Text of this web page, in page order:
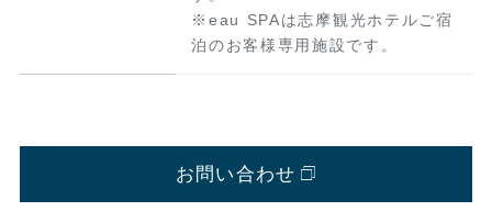
※eau SPAは志摩観光ホテルご宿
泊のお客様専用施設です。
お問い合わせ